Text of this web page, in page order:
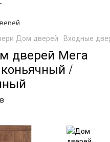
Дом дверей Входные
дверей Мега
/